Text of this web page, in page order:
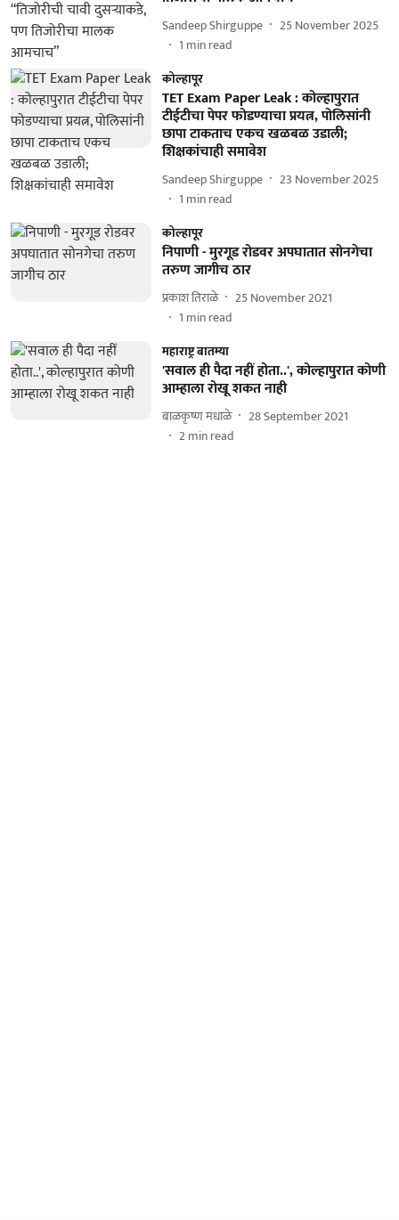
Sandeep Shirguppe
25 November 2025
1 min read
कोल्हापूर
TET Exam Paper Leak : कोल्हापुरात
टीईटीचा पेपर फोडण्याचा प्रयत्न, पोलिसांनी
छापा टाकताच एकच खळबळ उडाली;
शिक्षकांचाही समावेश
Sandeep Shirguppe
23 November 2025
1 min read
कोल्हापूर
निपाणी - मुरगूड रोडवर अपघातात सोनगेचा
तरुण जागीच ठार
प्रकाश तिराळे
25 November 2021
1 min read
महाराष्ट्र बातम्या
'सवाल ही पैदा नहीं होता..', कोल्हापुरात कोणी
आम्हाला रोखू शकत नाही
बाळकृष्ण मधाळे
28 September 2021
2min read